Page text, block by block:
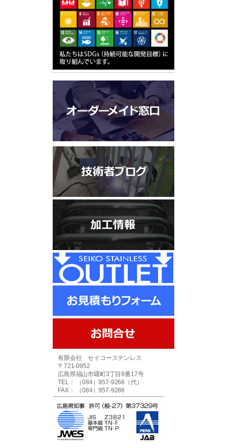
有限会社 セイコーステンレス
〒721-0952
広島県福山市曙町3丁目9番17号
TEL： （084）957-9266（代）
FAX： （084）957-9286